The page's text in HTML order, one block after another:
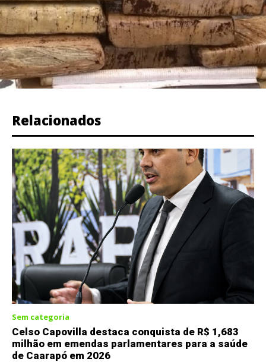
Relacionados
Sem categoria
Celso Capovilla destaca conquista de R$ 1,683
milhão em emendas parlamentares para a saúde
de Caarapó em 2026